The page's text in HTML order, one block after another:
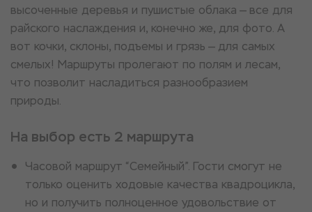
высоченные деревья и пушистые облака — все для
райского наслаждения и, конечно же, для фото. А
вот кочки, склоны, подъемы и грязь — для самых
смелых! Маршруты пролегают по полям и лесам,
что позволит насладиться разнообразием
природы.
На выбор есть 2 маршрута
Часовой маршрут “Семейный”. Гости смогут не
только оценить ходовые качества квадроцикла,
но и получить полноценное удовольствие от